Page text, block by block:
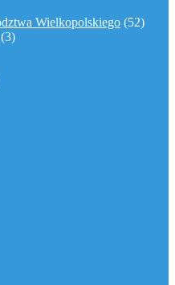
Wielkopolskiego (52)
(3)